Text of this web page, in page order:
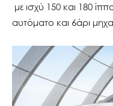
με ισχύ 150 και 180
αυτόματο και 6άρι